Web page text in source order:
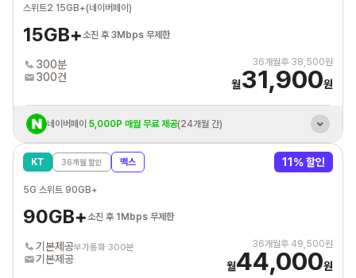
스위트2 15GB+(네이버페이)
15GB+소진 후 3Mbps 무제한
300분
300건
36개월후 38,500원
월31,900원
네이버페이 5,000P 매월 무료 제공(24개월 간)
혼자 결합 해도추가데이터 평생 10GB 제공
KT 36개월 할인 맥스 11 % 할인
5G 스위트 90GB+
90GB+소진 후 1Mbps 무제한
기본제공부가통화 300분
기본제공
36개월후 49,500원
월44,000원